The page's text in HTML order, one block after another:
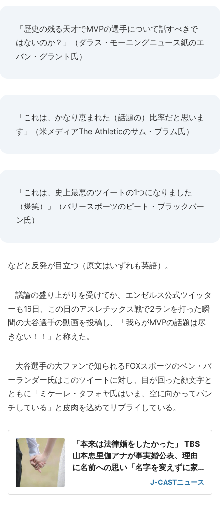
「歴史の残る天才でMVPの選手について話すべきで
はないのか？」（ダラス・モーニングニュース紙のエ
バン・グラント氏）
「これは、かなり恵まれた（話題の）比率だと思いま
す」（米メディアThe Athleticのサム・ブラム氏）
「これは、史上最悪のツイートの1つになりました
（爆笑）」（バリースポーツのピート・ブラックバー
ン氏）
などと反発が目立つ（原文はいずれも英語）。
議論の盛り上がりを受けてか、エンゼルス公式ツイッタ
ーも16日、この日のアスレチックス戦で2ランを打った瞬
間の大谷選手の動画を投稿し、「我らがMVPの話題は尽
きない！！」と称えた。
大谷選手の大ファンで知られるFOXスポーツのベン・バ
ーランダー氏はこのツイートに対し、目が回った顔文字と
ともに「ミケーレ・タフォヤ氏はいま、空に向かってパン
チしている」と皮肉を込めてリプライしている。
「本来は法律婚をしたかった」 TBS
山本恵里伽アナが事実婚公表、理由
に名前への思い「名字を変えずに家
J-CASTニュース